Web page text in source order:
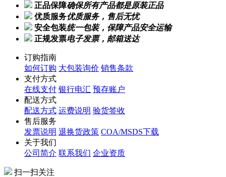
正品保障确保所有产品都是原装正品
优质服务优质服务，售后无忧
安全包装统一包装，保障产品安全运输
正规发票电子发票，邮箱送达
订购指南
如何订购 大包装询价 销售条款
支付方式
在线支付 银行电汇 预存账户
配送方式
配送方式 运费说明 验货签收
售后服务
发票说明 退换货政策 COA/MSDS下载
关于我们
公司简介 联系我们 企业资质
扫一扫关注